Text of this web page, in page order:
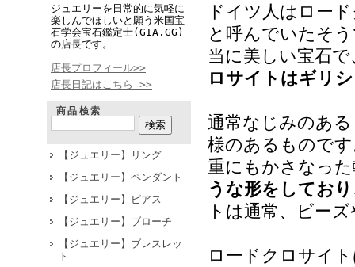
ジュエリーを日常的に気軽に
楽しんでほしいと願う米国宝
石学会宝石鑑定士(GIA.GG)
の店長です。
店長プロフィール>>
店長日記はこちら >>
商品検索
【ジュエリー】リング
【ジュエリー】ペンダント
【ジュエリー】ピアス
【ジュエリー】ブローチ
【ジュエリー】ブレスレッ
ト
ドイツ人はロー
と呼んでいたそ
当に美しい宝石
ロサイトはギリ
通常なじみのあ
様のあるもので
重にもかさなっ
うな形をしてお
トは通常、ビー
ロードクロサイ